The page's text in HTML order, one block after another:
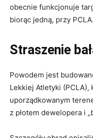
obecnie funkcjonuje
biorąc jedną, przy PCLA.
Straszenie
Powodem jest
Lekkiej Atletyki (PCLA),
uporządkowanym
z płotem dewelopera i